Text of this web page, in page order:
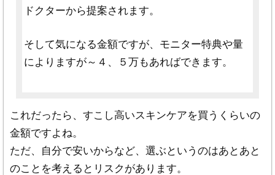
ドクターから提案されます。
そして気になる金額ですが、モニター特典や量
によりますが～４、５万もあればできます。
これだったら、すこし高いスキンケアを買うくらいの
金額ですよね。
ただ、自分で安いからなど、選ぶというのはあとあと
のことを考えるとリスクがあります。